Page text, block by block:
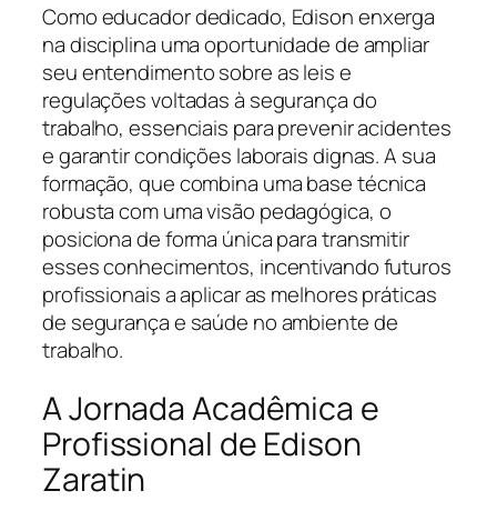
Como educador dedicado, Edison enxerga
na disciplina uma oportunidade de ampliar
seu entendimento sobre as leis e
regulações voltadas à segurança do
trabalho, essenciais para prevenir acidentes
e garantir condições laborais dignas. A sua
formação, que combina uma base técnica
robusta com uma visão pedagógica, o
posiciona de forma única para transmitir
esses conhecimentos, incentivando futuros
profissionais a aplicar as melhores práticas
de segurança e saúde no ambiente de
trabalho.
A Jornada Acadêmica e
Profissional de Edison
Zaratin